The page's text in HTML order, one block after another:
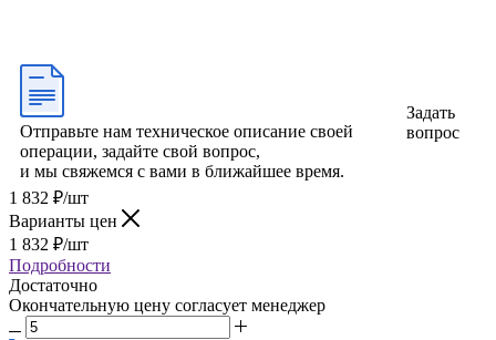
Отправьте нам техническое описание своей
операции, задайте свой вопрос,
и мы свяжемся с вами в ближайшее время.
Задать
вопрос
1 832 ₽/шт
Варианты цен
1 832 ₽/шт
Подробности
Достаточно
Окончательную цену согласует менеджер